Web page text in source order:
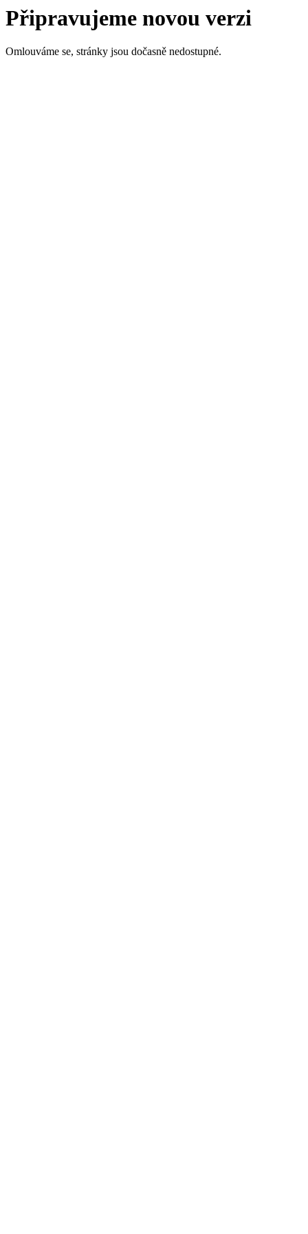
Připravujeme novou verzi
Omlouváme se, stránky jsou dočasně nedostupné.